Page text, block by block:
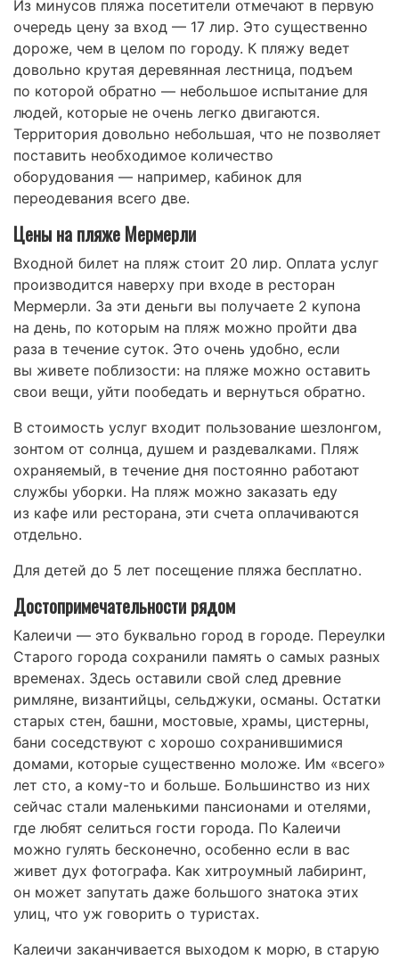
Из минусов пляжа посетители отмечают в первую
очередь цену за вход — 17 лир. Это существенно
дороже, чем в целом по городу. К пляжу ведет
довольно крутая деревянная лестница, подъем
по которой обратно — небольшое испытание для
людей, которые не очень легко двигаются.
Территория довольно небольшая, что не позволяет
поставить необходимое количество
оборудования — например, кабинок для
переодевания всего две.
Цены на пляже Мермерли
Входной билет на пляж стоит 20 лир. Оплата услуг
производится наверху при входе в ресторан
Мермерли. За эти деньги вы получаете 2 купона
на день, по которым на пляж можно пройти два
раза в течение суток. Это очень удобно, если
вы живете поблизости: на пляже можно оставить
свои вещи, уйти пообедать и вернуться обратно.
В стоимость услуг входит пользование шезлонгом,
зонтом от солнца, душем и раздевалками. Пляж
охраняемый, в течение дня постоянно работают
службы уборки. На пляж можно заказать еду
из кафе или ресторана, эти счета оплачиваются
отдельно.
Для детей до 5 лет посещение пляжа бесплатно.
Достопримечательности рядом
Калеичи — это буквально город в городе. Переулки
Старого города сохранили память о самых разных
временах. Здесь оставили свой след древние
римляне, византийцы, сельджуки, османы. Остатки
старых стен, башни, мостовые, храмы, цистерны,
бани соседствуют с хорошо сохранившимися
домами, которые существенно моложе. Им «всего»
лет сто, а кому-то и больше. Большинство из них
сейчас стали маленькими пансионами и отелями,
где любят селиться гости города. По Калеичи
можно гулять бесконечно, особенно если в вас
живет дух фотографа. Как хитроумный лабиринт,
он может запутать даже большого знатока этих
улиц, что уж говорить о туристах.
Калеичи заканчивается выходом к морю, в старую